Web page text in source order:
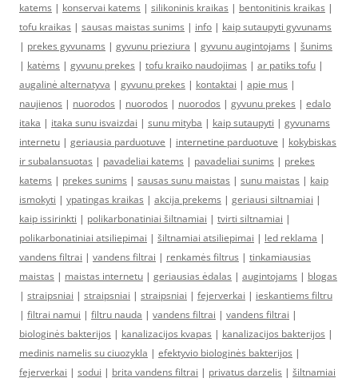
katems | konservai katems | silikoninis kraikas | bentonitinis kraikas |
tofu kraikas | sausas maistas sunims | info | kaip sutaupyti gyvunams
| prekes gyvunams | gyvunu prieziura | gyvunu augintojams | šunims
| katėms | gyvunu prekes | tofu kraiko naudojimas | ar patiks tofu |
augalinė alternatyva | gyvunu prekes | kontaktai | apie mus |
naujienos | nuorodos | nuorodos | nuorodos | gyvunu prekes | edalo
itaka | itaka sunu isvaizdai | sunu mityba | kaip sutaupyti | gyvunams
internetu | geriausia parduotuve | internetine parduotuve | kokybiskas
ir subalansuotas | pavadeliai katems | pavadeliai sunims | prekes
katems | prekes sunims | sausas sunu maistas | sunu maistas | kaip
ismokyti | ypatingas kraikas | akcija prekems | geriausi siltnamiai |
kaip issirinkti | polikarbonatiniai šiltnamiai | tvirti siltnamiai |
polikarbonatiniai atsiliepimai | šiltnamiai atsiliepimai | led reklama |
vandens filtrai | vandens filtrai | renkamės filtrus | tinkamiausias
maistas | maistas internetu | geriausias ėdalas | augintojams | blogas
| straipsniai | straipsniai | straipsniai | fejerverkai | ieskantiems filtru
| filtrai namui | filtru nauda | vandens filtrai | vandens filtrai |
biologinės bakterijos | kanalizacijos kvapas | kanalizacijos bakterijos |
medinis namelis su ciuozykla | efektyvio biologinės bakterijos |
fejerverkai | sodui | brita vandens filtrai | privatus darzelis | šiltnamiai